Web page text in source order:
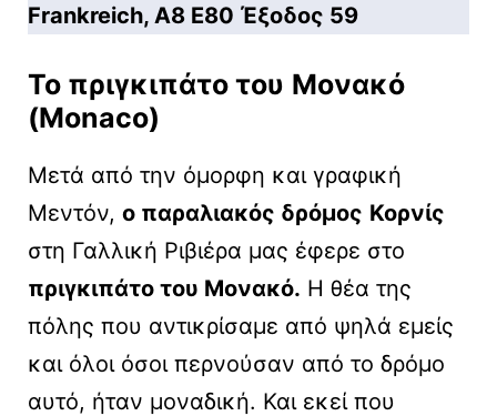
Frankreich, A8 E80 Έξοδος 59
Το πριγκιπάτο του Μονακό
(Monaco)
Μετά από την όμορφη και γραφική
Μεντόν, ο παραλιακός δρόμος Κορνίς
στη Γαλλική Ριβιέρα μας έφερε στο
πριγκιπάτο του Μονακό. Η θέα της
πόλης που αντικρίσαμε από ψηλά εμείς
και όλοι όσοι περνούσαν από το δρόμο
αυτό, ήταν μοναδική. Και εκεί που